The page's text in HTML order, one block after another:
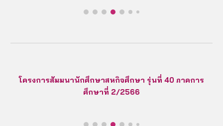
โครงการสัมมนานักศึกษาสหกิจศึกษา รุ่นที่ 40 ภาคการ
ศึกษาที่ 2/2566